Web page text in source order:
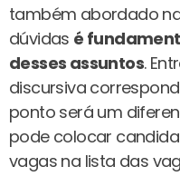
também abordado
dúvidas é
desses assuntos.
discursiva
ponto será um
pode colocar
vagas na lista das